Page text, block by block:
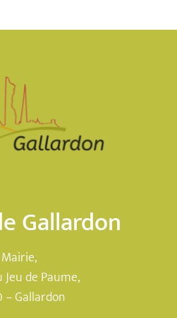
Gallardon
Mairie,
Jeu de Paume,
– Gallardon